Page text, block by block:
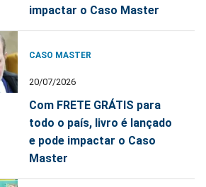
impactar o Caso Master
CASO MASTER
20/07/2026
Com FRETE GRÁTIS para
todo o país, livro é lançado
e pode impactar o Caso
Master